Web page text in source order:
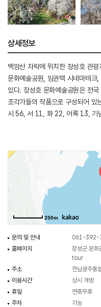
상세정보
백암산 자락에 위치한 장성호 관
문화예술공원, 임권택 시네마테크
있다. 장성호 문화예술공원은 전국
조각가들의 작품으로 구성되어
시 56, 서 11, 화 22, 어록 13, 기
작품으로는 김소월 『산유화』, 윤
38선을 베고』 등이 있다. 지면 위
함께 감상하다 보면 또 다른 의미
봄, 여름, 가을, 겨울 사계절의 분
올라가다 보면 공원 정상의 팔각
불태산, 장성호 등 장성의 대표적
영산강유역개발로 여러 마을이
장성 출신 영화감독 임권택 시네
250m
문의 및 안내
061-392-
홈페이지
장성군 문화
tour
주소
전남광주통
이용시간
상시 개방
휴일
연중무휴
주차
가능